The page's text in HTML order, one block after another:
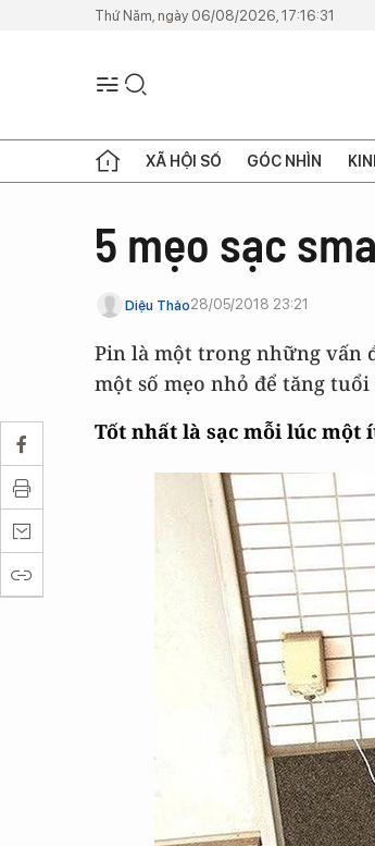
Thứ Năm, ngày 06/08/2026, 17:16:31
XÃ HỘI SỐ GÓC NHÌN
5 mẹo sạc
Diệu Thảo28/05/2018 23:21
Pin là một trong những vấn
một số mẹo nhỏ để tăng
Tốt nhất là sạc mỗi lúc một